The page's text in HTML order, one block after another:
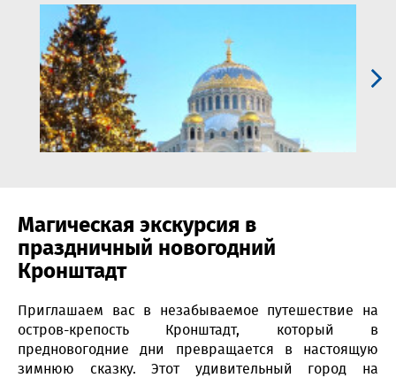
Магическая экскурсия в
праздничный новогодний
Кронштадт
Приглашаем вас в незабываемое путешествие на
остров-крепость Кронштадт, который в
предновогодние дни превращается в настоящую
зимнюю сказку. Этот удивительный город на